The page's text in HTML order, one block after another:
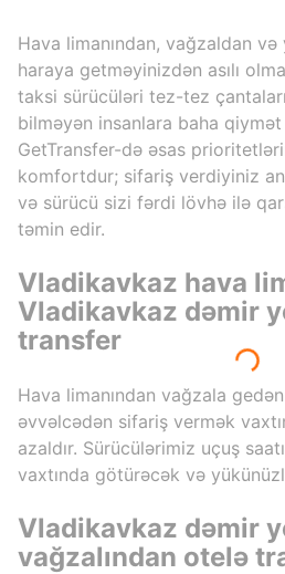
Hava limanından, vağzaldan
haraya getməyinizdən asılı
taksi sürücüləri tez-tez
bilməyən insanlara baha
GetTransfer-də əsas
komfortdur; sifariş verdiyiniz
və sürücü sizi fərdi lövhə ilə
təmin edir.
Vladikavkaz hava
Vladikavkaz dəmir
transfer
Hava limanından vağzala
əvvəlcədən sifariş vermək
azaldır. Sürücülərimiz uçuş
vaxtında götürəcək və
Vladikavkaz dəmir
vağzalından otelə